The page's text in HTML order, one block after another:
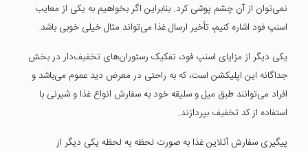
نمی‌‍‌‌توان از آن چشم پوشی کرد. بنابراین اگر بخواهیم به یکی از معایب
اسنپ فود اشاره کنیم، تأخیر ارسال غذا می‌تواند مثال خیلی خوبی باشد.
یکی دیگر از مزایای اسنپ فود، تفکیک رستوران‌های تخفیف‌دار در بخش
جداگانه این اپلیکشن است، که به راحتی در معرض دید عموم می‌باشد و
افراد می‌توانند طبق میل و سلیقه خود به سفارش انواع غذا و شیرنی با
استفاده از کد تخفیف بپردازند.
پیگیری سفارش آنلاین غذا به صورت لحظه به لحظه یکی دیگر از